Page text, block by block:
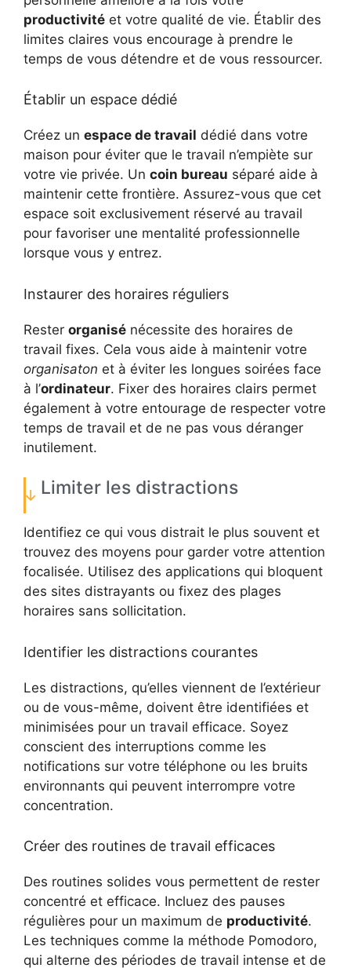
productivité et votre qualité de vie. Établir des
limites claires vous encourage à prendre le
temps de vous détendre et de vous ressourcer.
Établir un espace dédié
Créez un espace de travail dédié dans votre
maison pour éviter que le travail n’empiète sur
votre vie privée. Un coin bureau séparé aide à
maintenir cette frontière. Assurez-vous que cet
espace soit exclusivement réservé au travail
pour favoriser une mentalité professionnelle
lorsque vous y entrez.
Instaurer des horaires réguliers
Rester organisé nécessite des horaires de
travail fixes. Cela vous aide à maintenir votre
organisaton et à éviter les longues soirées face
à l’ordinateur. Fixer des horaires clairs permet
également à votre entourage de respecter votre
temps de travail et de ne pas vous déranger
inutilement.
Limiter les distractions
Identifiez ce qui vous distrait le plus souvent et
trouvez des moyens pour garder votre attention
focalisée. Utilisez des applications qui bloquent
des sites distrayants ou fixez des plages
horaires sans sollicitation.
Identifier les distractions courantes
Les distractions, qu’elles viennent de l’extérieur
ou de vous-même, doivent être identifiées et
minimisées pour un travail efficace. Soyez
conscient des interruptions comme les
notifications sur votre téléphone ou les bruits
environnants qui peuvent interrompre votre
concentration.
Créer des routines de travail efficaces
Des routines solides vous permettent de rester
concentré et efficace. Incluez des pauses
régulières pour un maximum de productivité.
Les techniques comme la méthode Pomodoro,
qui alterne des périodes de travail intense et de